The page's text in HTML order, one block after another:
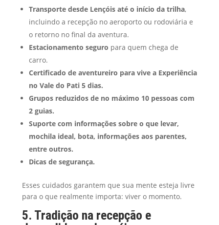
Transporte desde Lençóis até o início da trilha,
incluindo a recepção no aeroporto ou rodoviária e
o retorno no final da aventura.
Estacionamento seguro para quem chega de
carro.
Certificado de aventureiro para vive a Experiência
no Vale do Pati 5 dias.
Grupos reduzidos de no máximo 10 pessoas com
2 guias.
Suporte com informações sobre o que levar,
mochila ideal, bota, informações aos parentes,
entre outros.
Dicas de segurança.
Esses cuidados garantem que sua mente esteja livre
para o que realmente importa: viver o momento.
5. Tradição na recepção e